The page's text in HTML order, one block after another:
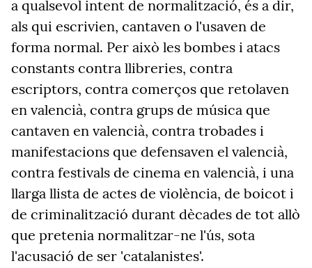
a qualsevol intent de normalització, és a dir,
als qui escrivien, cantaven o l'usaven de
forma normal. Per això les bombes i atacs
constants contra llibreries, contra
escriptors, contra comerços que retolaven
en valencià, contra grups de música que
cantaven en valencià, contra trobades i
manifestacions que defensaven el valencià,
contra festivals de cinema en valencià, i una
llarga llista de actes de violència, de boicot i
de criminalització durant dècades de tot allò
que pretenia normalitzar-ne l'ús, sota
l'acusació de ser 'catalanistes'.